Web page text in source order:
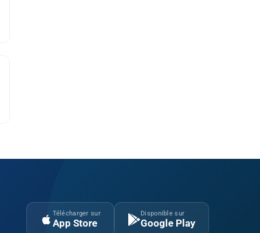
Télécharger sur
App Store
Disponible sur
Google Play